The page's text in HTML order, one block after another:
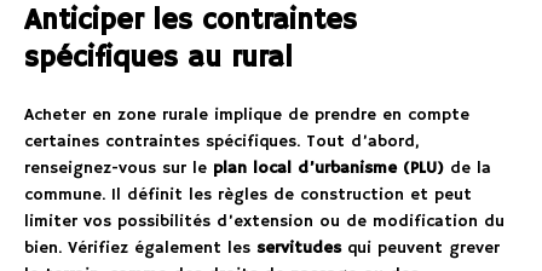
Anticiper les contraintes
spécifiques au rural
Acheter en zone rurale implique de prendre en compte
certaines contraintes spécifiques. Tout d’abord,
renseignez-vous sur le plan local d’urbanisme (PLU) de la
commune. Il définit les règles de construction et peut
limiter vos possibilités d’extension ou de modification du
bien. Vérifiez également les servitudesqui peuvent grever